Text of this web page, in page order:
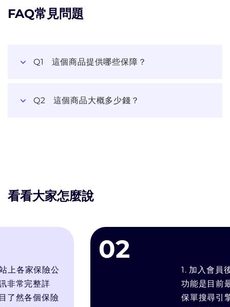
FAQ常見問題
Q1 這個商品提供哪些保障？
Q2 這個商品大概多少錢？
看看大家怎麼說
保險公
整詳
個保險
02
1. 加入會員後可以
功能是目前最符合
保單搜尋引擎. 2.